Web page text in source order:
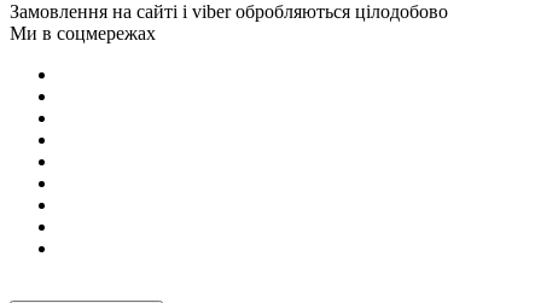
Замовлення на сайті і viber обробляються цілодобово
Ми в соцмережах